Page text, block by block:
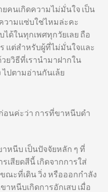
คนเกิดความไม่มั่นใจ เป็น
วามแซ่บใช่ไหมล่ะคะ
ในทุกเพศทุกวัยเลย ถือ
แต่สำหรับผู้ที่ไม่มั่นใจและ
ยวิธีที่เรานำมาฝากใน
ปตามอ่านกันเล้ย
อนค่ะว่า การที่ขาหนีบดำ
หนีบ เป็นปัจจัยหลัก ๆ ที่
เสียดสีนี้ เกิดจากการใส่
ณะที่เดิน วิ่ง หรือออกกำลัง
าหนีบเกิดการอักเสบ เมื่อ